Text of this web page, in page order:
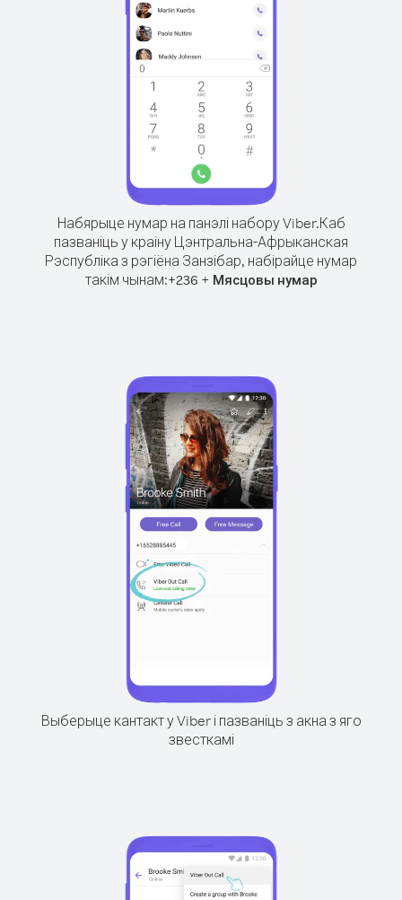
Набярыце нумар на панэлі набору Viber.Каб
пазваніць у краіну Цэнтральна-Афрыканская
Рэспубліка з рэгіёна Занзібар, набірайце нумар
такім чынам:+236 + Мясцовы нумар
Выберыце кантакт у Viber і пазваніць з акна з яго
звесткамі